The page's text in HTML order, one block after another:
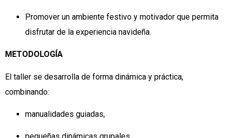
Promover un ambiente festivo y motivador que permita
disfrutar de la experiencia navideña.
METODOLOGÍA
El taller se desarrolla de forma dinámica y práctica,
combinando:
manualidades guiadas,